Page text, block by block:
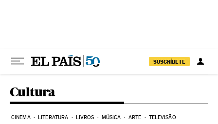
SUSCRÍBETE
Cultura
CINEMA LITERATURA LIVROS MÚSICA ARTE TELEVISÃO